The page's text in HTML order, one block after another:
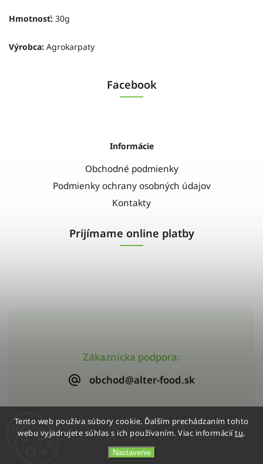
Tento web používa súbory cookie. Ďalším prechádzaním tohto
webu vyjadrujete súhlas s ich používaním. Viac informáciítu.
Nastavenie
Hmotnosť: 30g
Výrobca: Agrokarpaty
Zákaznícka podpora:
obchod@alter-food.sk
Facebook
Informácie
Obchodné podmienky
Podmienky ochrany osobných údajov
Kontakty
Prijímame online platby
Copyright 2026Alter-Food. Všetky práva vyhradené.
VytvořilShoptet| Design